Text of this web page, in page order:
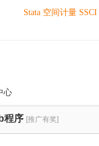
Stata 空间计量 SSCI
心
程序 [推广有奖]